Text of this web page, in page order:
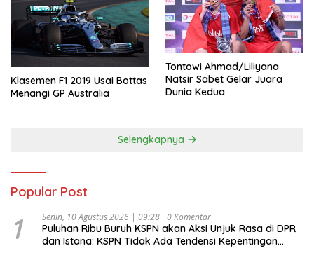
Klasemen F1 2019 Usai Bottas
Menangi GP Australia
Tontowi Ahmad/Liliyana
Natsir Sabet Gelar Juara
Dunia Kedua
Selengkapnya
Popular Post
1 Senin, 10 Agustus 2026 | 09:28 0 Komentar
Puluhan Ribu Buruh KSPN akan Aksi Unjuk Rasa di DPR
dan Istana: KSPN Tidak Ada Tendensi Kepentingan